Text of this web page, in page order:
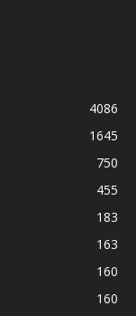
4086
1645
750
455
183
163
160
160